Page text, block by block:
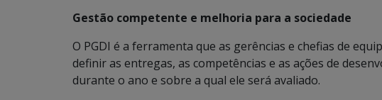
Gestão competente e melhoria para a sociedade
O PGDI é a ferramenta que as gerências e chefias de
definir as entregas, as competências e as ações de
durante o ano e sobre a qual ele será avaliado.